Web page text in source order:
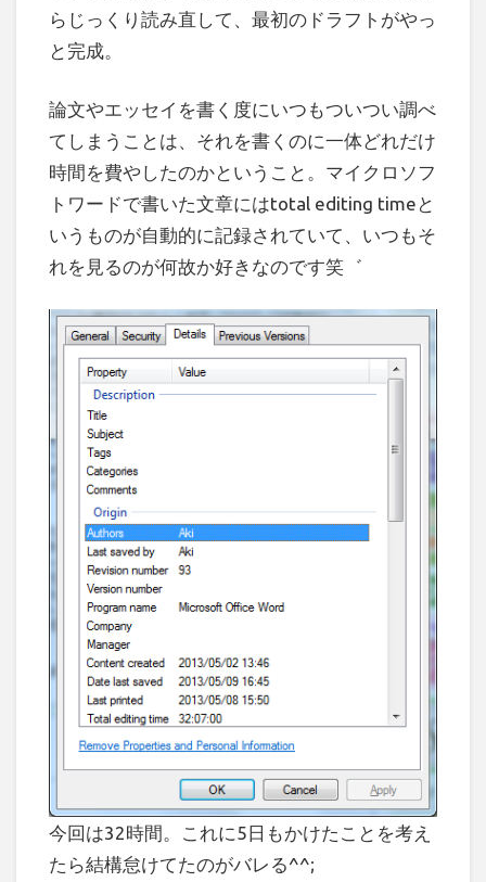
らじっくり読み直して、最初のドラフトがやっ
と完成。
論文やエッセイを書く度にいつもついつい調べ
てしまうことは、それを書くのに一体どれだけ
時間を費やしたのかということ。マイクロソフ
トワードで書いた文章にはtotal editing timeと
いうものが自動的に記録されていて、いつもそ
れを見るのが何故か好きなのです笑゛
今回は32時間。これに5日もかけたことを考え
たら結構怠けてたのがバレる^^;